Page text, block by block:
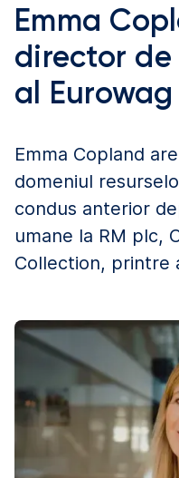
Emma
director de
al Eurowag
Emma Copland
domeniul
condus anterior
umane la RM plc,
Collection, printre